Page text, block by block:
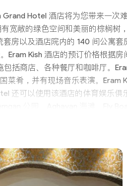
Hotel 酒店将为您带来一次
宽敞的绿色空间和美丽的棕榈树
房以及酒店院内的 140 间公寓
Eram Kish 酒店的预订价格根据
括商店、各种餐厅和咖啡厅。
菜肴，并有现场音乐表演。Eram
还可以使用该酒店的体育娱乐俱
。卡巴纳是指位于底层的房间，